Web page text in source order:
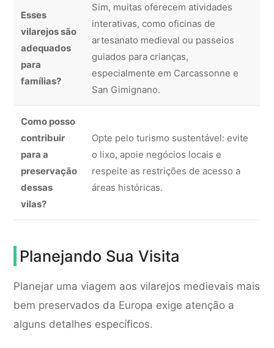
Esses
vilarejos são
adequados
para
famílias?
Sim, muitas oferecem atividades
interativas, como oficinas de
artesanato medieval ou passeios
guiados para crianças,
especialmente em Carcassonne e
San Gimignano.
Como posso
contribuir
para a
preservação
dessas
vilas?
Opte pelo turismo sustentável: evite
o lixo, apoie negócios locais e
respeite as restrições de acesso a
áreas históricas.
Planejando Sua Visita
Planejar uma viagem aos vilarejos medievais mais
bem preservados da Europa exige atenção a
alguns detalhes específicos.